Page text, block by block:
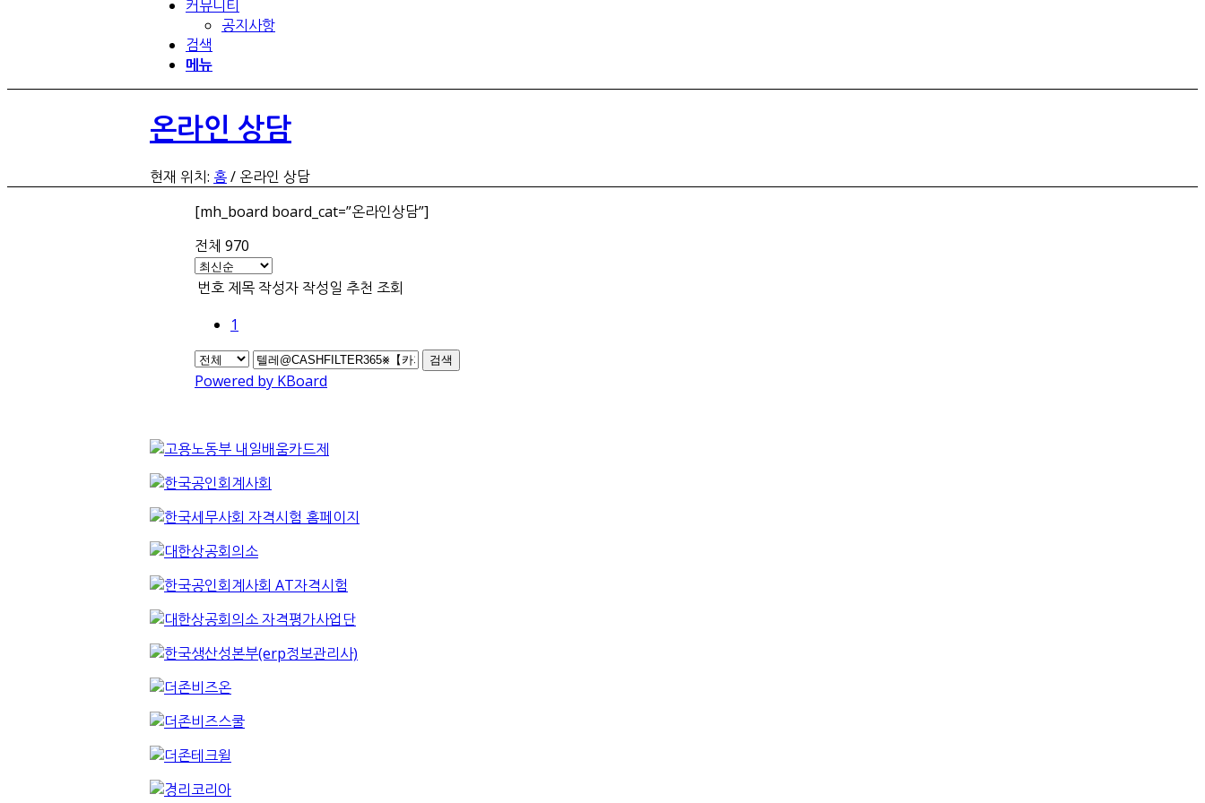
커뮤니티
공지사항
검색
메뉴
온라인 상담
현재 위치: 홈/ 온라인 상담
[mh_board board_cat=”온라인상담”]
전체 970
번호 제목 작성자 작성일 추천 조회
1
검색
Powered by KBoard